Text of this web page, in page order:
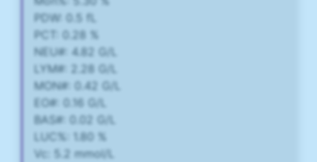
PDW: 0.5 fL
PCT: 0.28 %
NEU#: 4.82 G/L
LYM#: 2.28 G/L
MON#: 0.42 G/L
EO#: 0.16 G/L
BAS#: 0.02 G/L
LUC%: 1.80 %
Vc: 5.2 mmol/L